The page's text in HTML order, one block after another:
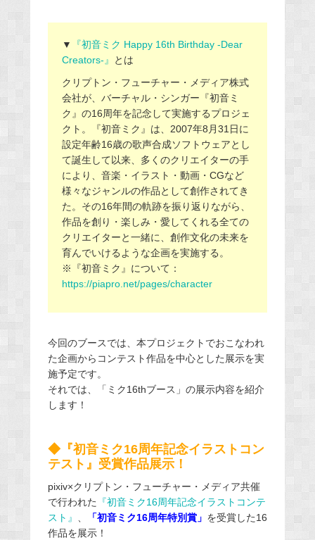
▼
『初音ミク Happy 16th Birthday -Dear
Creators-』
とは
クリプトン・フューチャー・メディア株式
会社が、バーチャル・シンガー『初音ミ
ク』の16周年を記念して実施するプロジェ
クト。『初音ミク』は、2007年8月31日に
設定年齢16歳の歌声合成ソフトウェアとし
て誕生して以来、多くのクリエイターの手
により、音楽・イラスト・動画・CGなど
様々なジャンルの作品として創作されてき
た。その16年間の軌跡を振り返りながら、
作品を創り・楽しみ・愛してくれる全ての
クリエイターと一緒に、創作文化の未来を
育んでいけるような企画を実施する。
※『初音ミク』について：
https://piapro.net/pages/character
今回のブースでは、本プロジェクトでおこなわれ
た企画からコンテスト作品を中心とした展示を実
施予定です。
それでは、「ミク16thブース」の展示内容を紹介
します！
◆『初音ミク16周年記念イラストコン
テスト』受賞作品展示！
pixiv×クリプトン・フューチャー・メディア共催
で行われた 『初音ミク16周年記念イラストコンテ
スト』 、 「初音ミク16周年特別賞」 を受賞した16
作品を展示！